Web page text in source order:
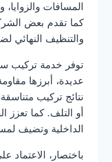
المسافات
كما تقدم بعض
والتنظيف النهائي
توفر خدمة تركيب
عديدة، أبرزها
نتائج تركيب
أو التلف. كما تعزز
الداخلية وتضيف
باختصار،